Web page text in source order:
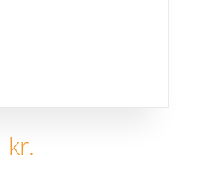
kr.